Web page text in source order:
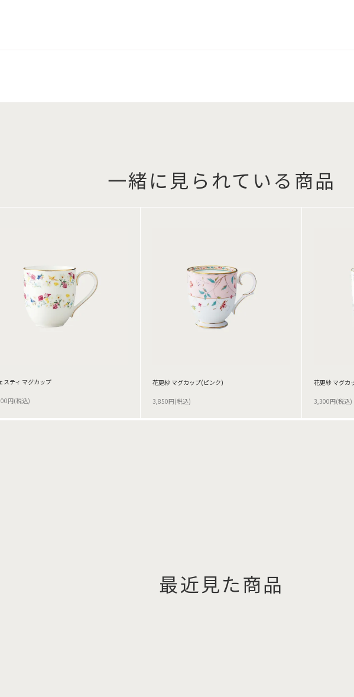
一緒に見られている商品
スティ マグカップ
円(税込)
花更紗 マグカップ(ピンク)
3,850円(税込)
花更紗 マグカ
3,300円(税込)
最近見た商品